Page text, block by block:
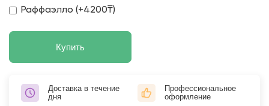
Раффаэлло (+4200₸)
Купить
Доставка в течение
дня
Профессиональное
оформление